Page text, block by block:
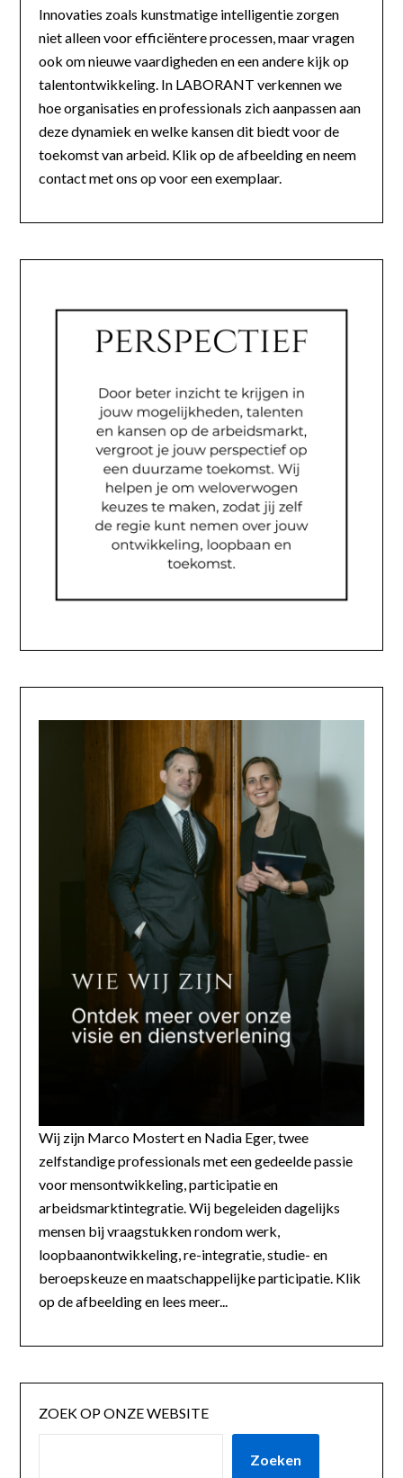
Innovaties zoals kunstmatige intelligentie zorgen
niet alleen voor efficiëntere processen, maar vragen
ook om nieuwe vaardigheden en een andere kijk op
talentontwikkeling. In LABORANT verkennen we
hoe organisaties en professionals zich aanpassen aan
deze dynamiek en welke kansen dit biedt voor de
toekomst van arbeid. Klik op de afbeelding en neem
contact met ons op voor een exemplaar.
Wij zijn Marco Mostert en Nadia Eger, twee
zelfstandige professionals met een gedeelde passie
voor mensontwikkeling, participatie en
arbeidsmarktintegratie. Wij begeleiden dagelijks
mensen bij vraagstukken rondom werk,
loopbaanontwikkeling, re-integratie, studie- en
beroepskeuze en maatschappelijke participatie. Klik
op de afbeelding en lees meer...
ZOEK OP ONZE WEBSITE
Zoeken